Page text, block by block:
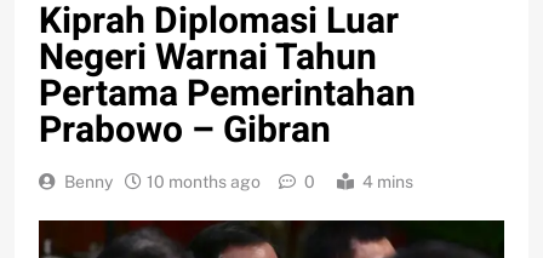
Kiprah Diplomasi Luar
Negeri Warnai Tahun
Pertama Pemerintahan
Prabowo – Gibran
Benny 10 months ago 0 4 mins